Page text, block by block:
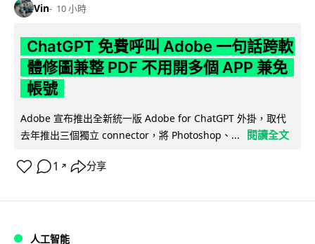
Vin 10 小時
ChatGPT 免費呼叫 Adobe 一句話跨軟
體修圖兼整 PDF 不用開多個 APP 兼免
帳號
Adobe 宣布推出全新統一版 Adobe for ChatGPT 外掛，取代
去年推出三個獨立 connector，將 Photoshop、...
閱讀全文
1 ↗ 分享
人工智能